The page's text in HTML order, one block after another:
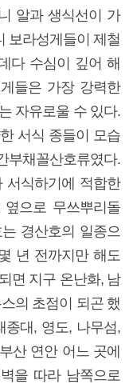
알과 생식선이 가
보라성게들이 제철
다 수심이 깊어 해
들은 가장 강력한
자유로울 수 있다.
서식 종들이 모습
부채꼴산호류였다.
서식하기에 적합한
옆으로 무쓰뿌리돌
경산호의 일종으
년 전까지만 해도
면 지구 온난화, 남
의 초점이 되곤 했
종대, 영도, 나무섬,
산 연안 어느 곳에
을 따라 남쪽으로